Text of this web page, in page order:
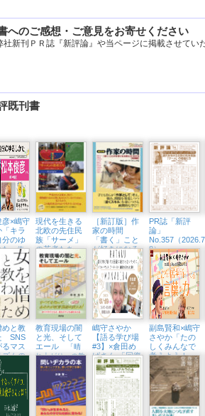
へのご感想・ご意見をお寄せください
社新刊ＰＲ誌『新評論』や当ページに掲載させてい
既刊書
彦×嶋守
「キラ
分のゆ
た〜依
から考
ろをほ
箋〜」
中延・
琲 9/18
現代を生きる
北欧の先住民
族「サーメ」
の若者たち
北極圏と二風谷
をめぐる旅
［新訂版］作
家の時間
「書く」こと
が好きになる
教え方・学び
方【実践編】
PR誌「新評
論」
No.357（
8）
めと教
SNS
マス
ズムの
教育現場の闇
と光、そして
エール
「晴
れ上がり」の教
育は訪れるのか
嶋守さやか
【語る学び場
#3】×倉田め
ばさん 「回復
に殺されない
ために」（浅
草・Readin’
Writin BOOK
STORE 6/19
㈮）
副島賢和×嶋守
さやか「たの
しくみんなで
考えよう！
こころの居場
所をつくる言
葉の力」（東
京中延・隣町
珈琲 5/22㈮）